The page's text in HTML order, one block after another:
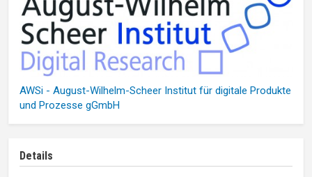
AWSi - August-Wilhelm-Scheer Institut für digitale Produkte
und Prozesse gGmbH
Details